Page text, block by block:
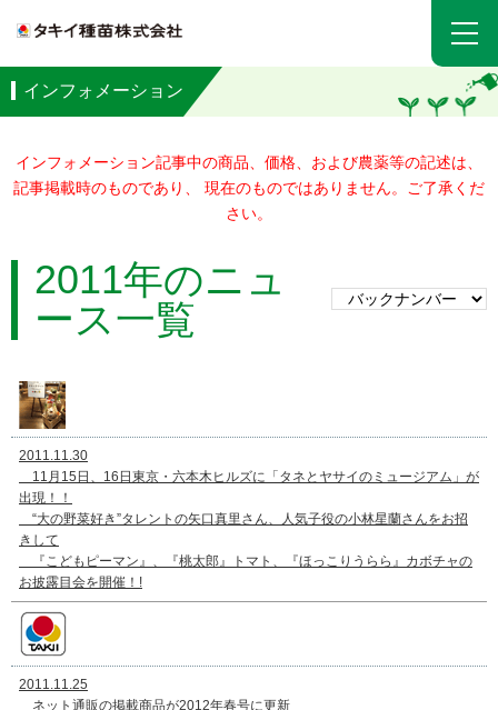
インフォメーション
インフォメーション記事中の商品、価格、および農薬等の記述は、
記事掲載時のものであり、 現在のものではありません。ご了承くだ
さい。
2011年のニュ
ース一覧
2011.11.30
11月15日、16日東京・六本木ヒルズに「タネとヤサイのミュージアム」が
出現！！
“大の野菜好き”タレントの矢口真里さん、人気子役の小林星蘭さんをお招
きして
『こどもピーマン』、『桃太郎』トマト、『ほっこりうらら』カボチャの
お披露目会を開催！!
2011.11.25
ネット通販の掲載商品が2012年春号に更新